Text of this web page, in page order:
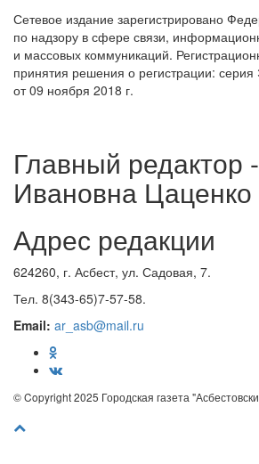
Сетевое издание зарегистрировано
по надзору в сфере связи,
и массовых коммуникаций.
принятия решения о регистрации:
от 09 ноября 2018 г.
Главный редактор
Ивановна Цаценко
Адрес редакции
624260, г. Асбест, ул. Садовая, 7.
Тел. 8(343-65)7-57-58.
Email: ar_asb@mail.ru
© Copyright 2025 Городская газета